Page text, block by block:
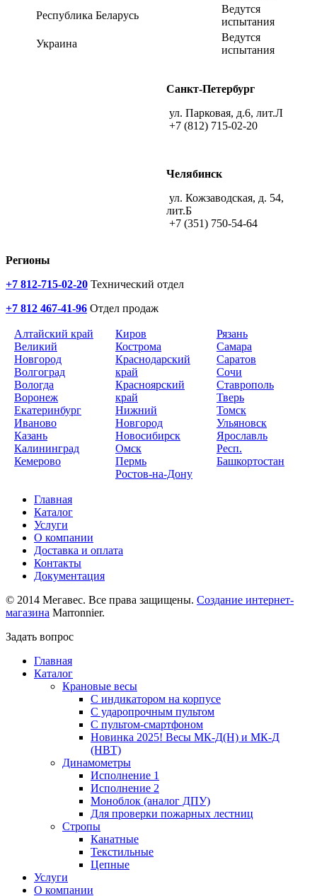
Республика Беларусь
Ведутся
испытания
Украина
Ведутся
испытания
Санкт-Петербург
ул. Парковая, д.6, лит.Л
+7 (812) 715-02-20
Челябинск
ул. Кожзаводская, д. 54,
лит.Б
+7 (351) 750-54-64
Регионы
+7 812-715-02-20 Технический отдел
+7 812 467-41-96 Отдел продаж
Алтайский край
Великий
Новгород
Волгоград
Вологда
Воронеж
Екатеринбург
Иваново
Казань
Калининград
Кемерово
Киров
Кострома
Краснодарский
край
Красноярский
край
Нижний
Новгород
Новосибирск
Омск
Пермь
Ростов-на-Дону
Рязань
Самара
Саратов
Сочи
Ставрополь
Тверь
Томск
Ульяновск
Ярославль
Респ.
Башкортостан
Главная
Каталог
Услуги
О компании
Доставка и оплата
Контакты
Документация
© 2014 Мегавес. Все права защищены. Создание интернет-
магазина Marronnier.
Задать вопрос
Главная
Каталог
Крановые весы
С индикатором на корпусе
С ударопрочным пультом
С пультом-смартфоном
Новинка 2025! Весы МК-Д(Н) и МК-Д
(НВТ)
Динамометры
Исполнение 1
Исполнение 2
Моноблок (аналог ДПУ)
Для проверки пожарных лестниц
Стропы
Канатные
Текстильные
Цепные
Услуги
О компании